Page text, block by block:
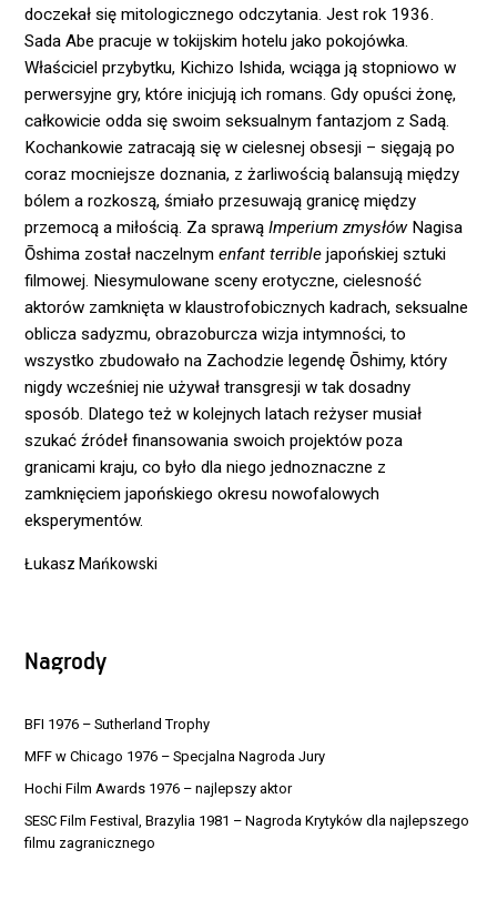
doczekał się mitologicznego odczytania. Jest rok 1936.
Sada Abe pracuje w tokijskim hotelu jako pokojówka.
Właściciel przybytku, Kichizo Ishida, wciąga ją stopniowo w
perwersyjne gry, które inicjują ich romans. Gdy opuści żonę,
całkowicie odda się swoim seksualnym fantazjom z Sadą.
Kochankowie zatracają się w cielesnej obsesji – sięgają po
coraz mocniejsze doznania, z żarliwością balansują między
bólem a rozkoszą, śmiało przesuwają granicę między
przemocą a miłością. Za sprawąImperium zmysłówNagisa
Ōshima został naczelnymenfant terrible japońskiej sztuki
filmowej. Niesymulowane sceny erotyczne, cielesność
aktorów zamknięta w klaustrofobicznych kadrach, seksualne
oblicza sadyzmu, obrazoburcza wizja intymności, to
wszystko zbudowało na Zachodzie legendę Ōshimy, który
nigdy wcześniej nie używał transgresji w tak dosadny
sposób. Dlatego też w kolejnych latach reżyser musiał
szukać źródeł finansowania swoich projektów poza
granicami kraju, co było dla niego jednoznaczne z
zamknięciem japońskiego okresu nowofalowych
eksperymentów.
Łukasz Mańkowski
Nagrody
BFI 1976 – Sutherland Trophy
MFF w Chicago 1976 – Specjalna Nagroda Jury
Hochi Film Awards 1976 – najlepszy aktor
SESC Film Festival, Brazylia 1981 – Nagroda Krytyków dla najlepszego
filmu zagranicznego